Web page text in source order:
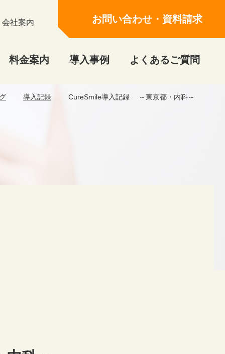
料金案内 導入事例 よくあるご質問
会社案内 お問い合わせ・資料請求
導入記録 CureSmile導入記録 ～東京都・内科～